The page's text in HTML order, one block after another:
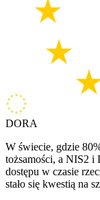
DORA
W świecie, gdzie
tożsamości, a NIS2
dostępu w czasie
stało się kwestią na